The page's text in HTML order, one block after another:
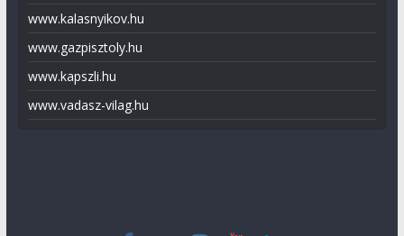
www.kalasnyikov.hu
www.gazpisztoly.hu
www.kapszli.hu
www.vadasz-vilag.hu